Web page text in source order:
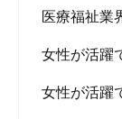
医療福祉業
女性が活躍
女性が活躍